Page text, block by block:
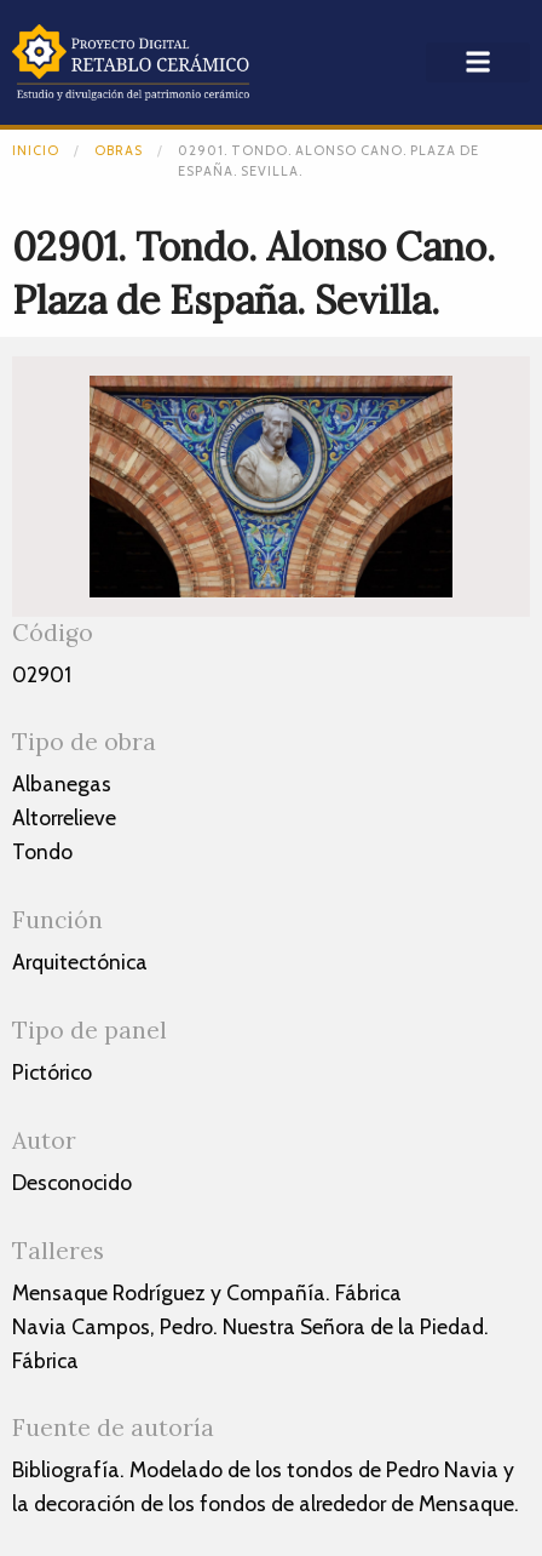
INICIO OBRAS
02901. TONDO. ALONSO CANO. PLAZA DE
ESPAÑA. SEVILLA.
02901. Tondo. Alonso Cano.
Plaza de España. Sevilla.
Código
02901
Tipo de obra
Albanegas
Altorrelieve
Tondo
Función
Arquitectónica
Tipo de panel
Pictórico
Autor
Desconocido
Talleres
Mensaque Rodríguez y Compañía. Fábrica
Navia Campos, Pedro. Nuestra Señora de la Piedad.
Fábrica
Fuente de autoría
Bibliografía. Modelado de los tondos de Pedro Navia y
la decoración de los fondos de alrededor de Mensaque.